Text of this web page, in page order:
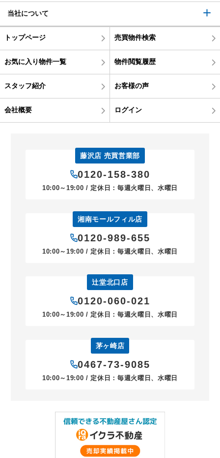
当社について
トップページ 売買物件検索
お気に入り物件一覧 物件閲覧履歴
スタッフ紹介 お客様の声
会社概要 ログイン
藤沢店 売買営業部
0120-158-380
10:00～19:00 / 定休日：毎週火曜日、水曜日
湘南モールフィル店
0120-989-655
10:00～19:00 / 定休日：毎週火曜日、水曜日
辻堂北口店
0120-060-021
10:00～19:00 / 定休日：毎週火曜日、水曜日
茅ヶ崎店
0467-73-9085
10:00～19:00 / 定休日：毎週火曜日、水曜日